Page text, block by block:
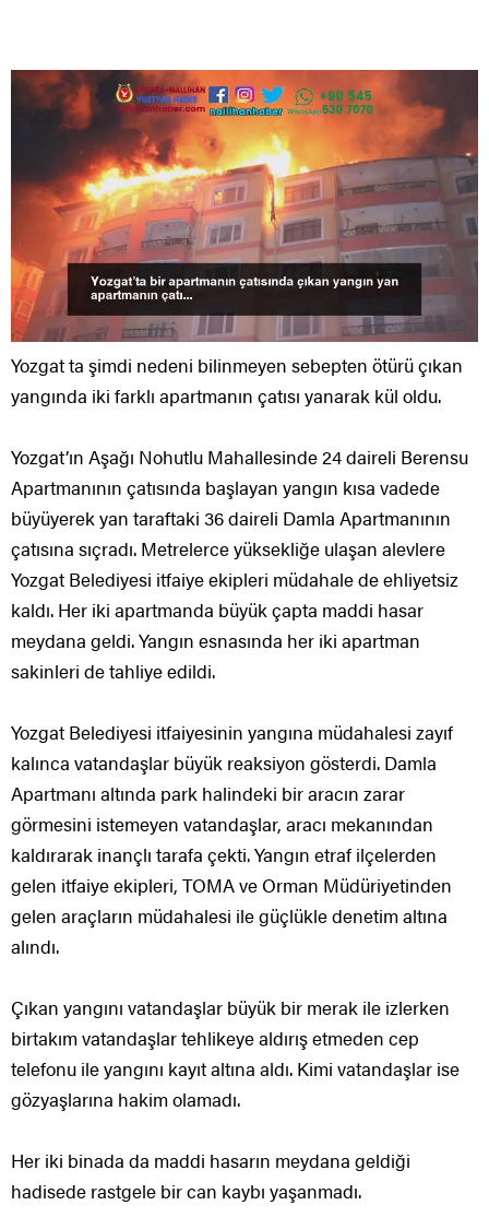
Yozgat ta şimdi nedeni bilinmeyen sebepten ötürü çıkan
yangında iki farklı apartmanın çatısı yanarak kül oldu.
Yozgat’ın Aşağı Nohutlu Mahallesinde 24 daireli Berensu
Apartmanının çatısında başlayan yangın kısa vadede
büyüyerek yan taraftaki 36 daireli Damla Apartmanının
çatısına sıçradı. Metrelerce yüksekliğe ulaşan alevlere
Yozgat Belediyesi itfaiye ekipleri müdahale de ehliyetsiz
kaldı. Her iki apartmanda büyük çapta maddi hasar
meydana geldi. Yangın esnasında her iki apartman
sakinleri de tahliye edildi.
Yozgat Belediyesi itfaiyesinin yangına müdahalesi zayıf
kalınca vatandaşlar büyük reaksiyon gösterdi. Damla
Apartmanı altında park halindeki bir aracın zarar
görmesini istemeyen vatandaşlar, aracı mekanından
kaldırarak inançlı tarafa çekti. Yangın etraf ilçelerden
gelen itfaiye ekipleri, TOMA ve Orman Müdüriyetinden
gelen araçların müdahalesi ile güçlükle denetim altına
alındı.
Çıkan yangını vatandaşlar büyük bir merak ile izlerken
birtakım vatandaşlar tehlikeye aldırış etmeden cep
telefonu ile yangını kayıt altına aldı. Kimi vatandaşlar ise
gözyaşlarına hakim olamadı.
Her iki binada da maddi hasarın meydana geldiği
hadisede rastgele bir can kaybı yaşanmadı.